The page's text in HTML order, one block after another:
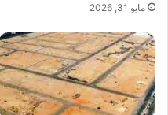
مايو 31, 2026